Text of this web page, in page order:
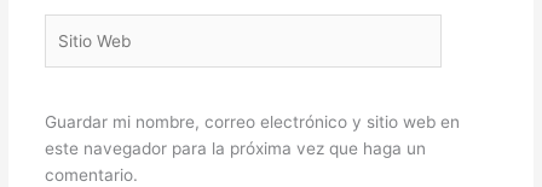
Web
Guardar mi nombre, correo electrónico y sitio web en
este navegador para la próxima vez que haga un
comentario.